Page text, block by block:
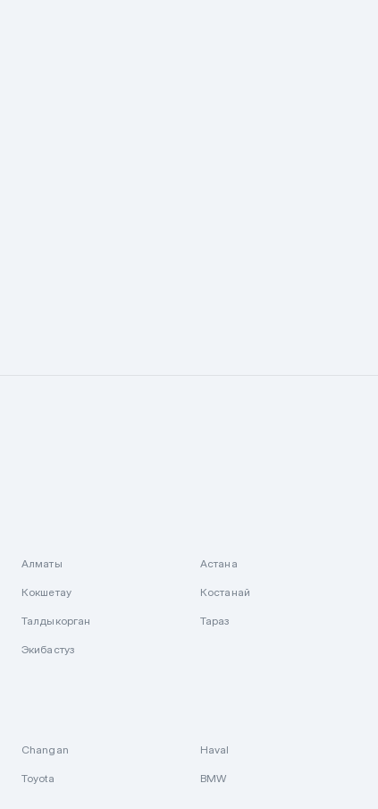
Алматы Астана
Кокшетау Костанай
Талдыкорган Тараз
Экибастуз
Changan Haval
Toyota BMW